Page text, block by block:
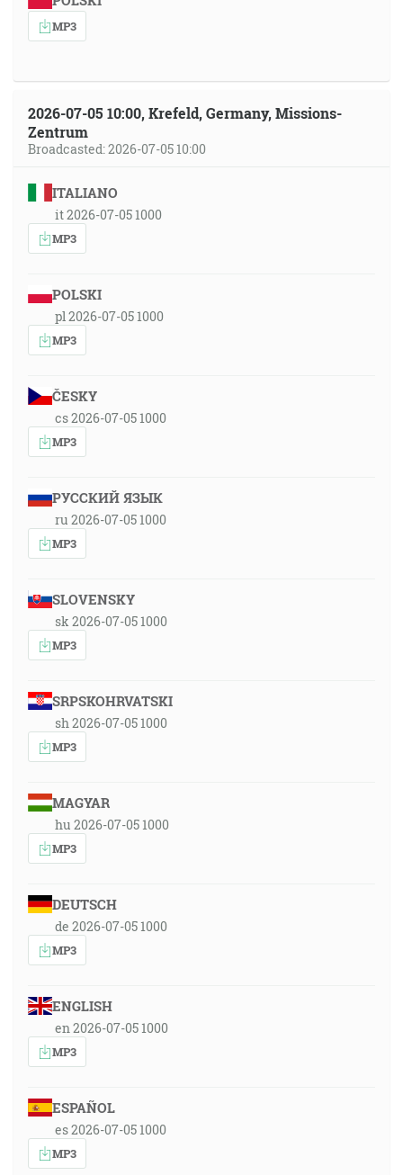
MP3
2026-07-05 10:00, Krefeld, Germany, Missions-
Zentrum
Broadcasted: 2026-07-05 10:00
ITALIANO
it 2026-07-05 1000
MP3
POLSKI
pl 2026-07-05 1000
MP3
ČESKY
cs 2026-07-05 1000
MP3
РУССКИЙ ЯЗЫК
ru 2026-07-05 1000
MP3
SLOVENSKY
sk 2026-07-05 1000
MP3
SRPSKOHRVATSKI
sh 2026-07-05 1000
MP3
MAGYAR
hu 2026-07-05 1000
MP3
DEUTSCH
de 2026-07-05 1000
MP3
ENGLISH
en 2026-07-05 1000
MP3
ESPAÑOL
es 2026-07-05 1000
MP3